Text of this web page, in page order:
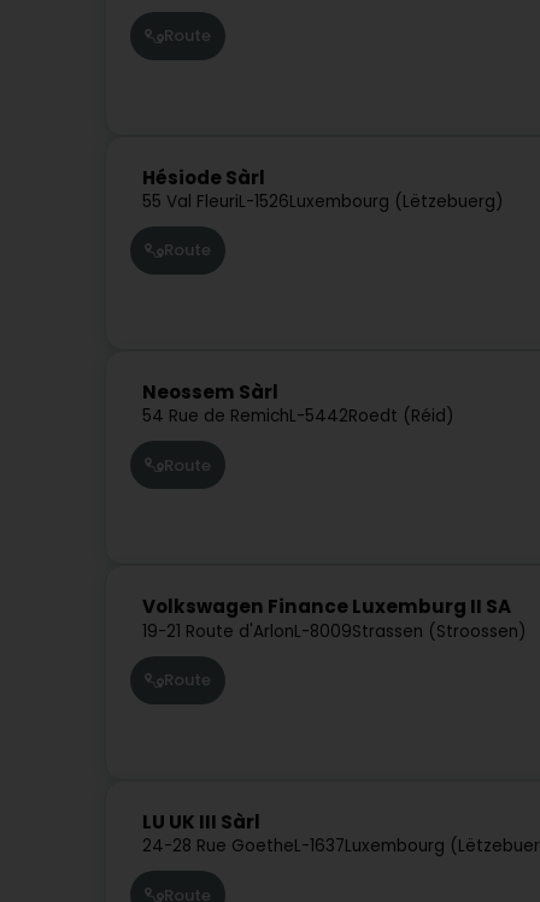
Route
Hésiode Sàrl
55 Val FleuriL-1526Luxembourg (Lëtzebuerg)
Route
Neossem Sàrl
54 Rue de RemichL-5442Roedt (Réid)
Route
Volkswagen Finance Luxemburg II SA
19-21 Route d'ArlonL-8009Strassen (Stroossen)
Route
LU UK III Sàrl
24-28 Rue GoetheL-1637Luxembourg
Route